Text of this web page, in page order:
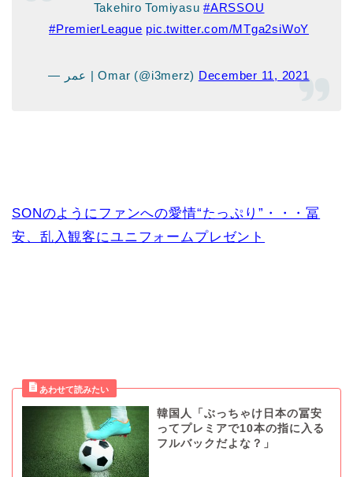
Takehiro Tomiyasu#ARSSOU
#PremierLeague pic.twitter.com/MTga2siWoY
— عمر | Omar (@i3merz) December 11, 2021
SONのようにファンへの愛情“たっぷり”・・・冨
安、乱入観客にユニフォームプレゼント
韓国人「ぶっちゃけ日本の冨安
ってプレミアで10本の指に入る
フルバックだよな？」